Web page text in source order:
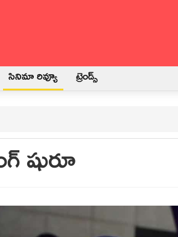
సినిమా రివ్యూ ట్రెండ్స్
షురూ